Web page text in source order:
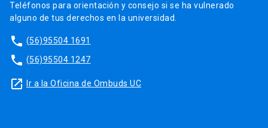
Teléfonos para orientación y consejo si se ha vulnerado
alguno de tus derechos en la universidad.
phone (56)95504 1691
phone (56)95504 1247
launch Ir a la Oficina de Ombuds UC